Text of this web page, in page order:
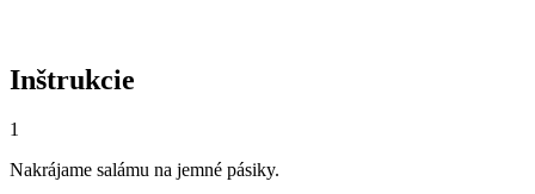
Inštrukcie
1
Nakrájame salámu na jemné pásiky.